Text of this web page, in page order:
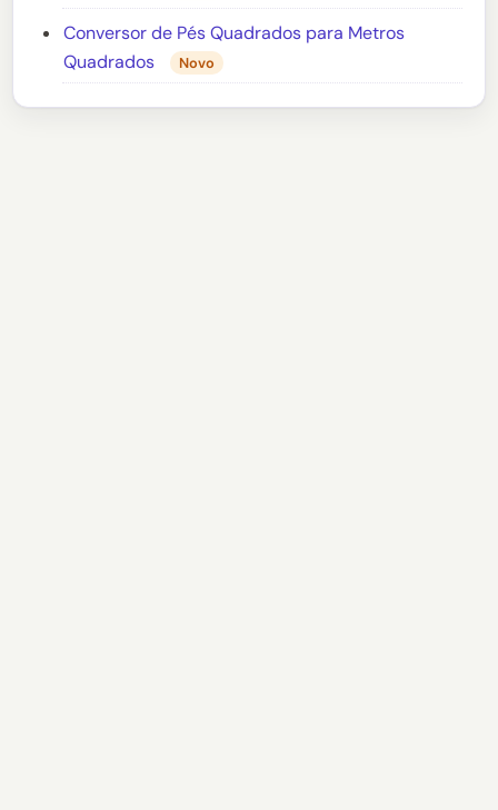
Conversor de Pés Quadrados para Metros
Quadrados
Novo